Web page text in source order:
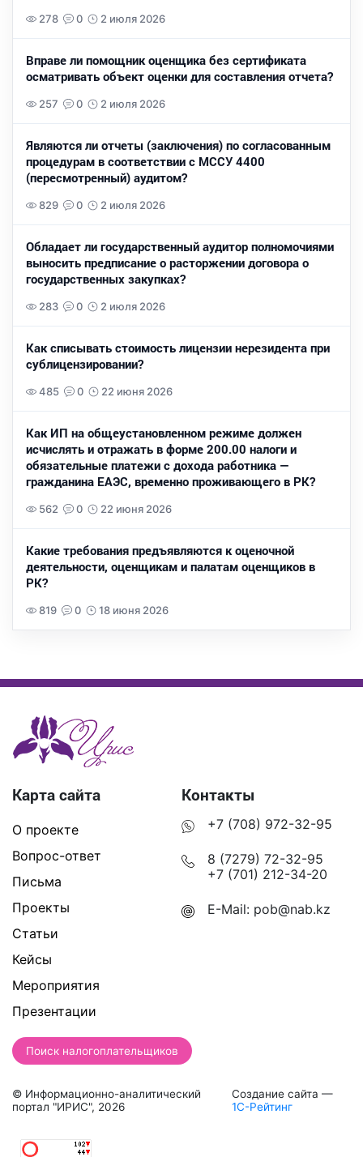
278 0 2 июля 2026
Вправе ли помощник оценщика без сертификата
осматривать объект оценки для составления отчета?
257 0 2 июля 2026
Являются ли отчеты (заключения) по согласованным
процедурам в соответствии с МССУ 4400
(пересмотренный) аудитом?
829 0 2 июля 2026
Обладает ли государственный аудитор полномочиями
выносить предписание о расторжении договора о
государственных закупках?
283 0 2 июля 2026
Как списывать стоимость лицензии нерезидента при
сублицензировании?
485 0 22 июня 2026
Как ИП на общеустановленном режиме должен
исчислять и отражать в форме 200.00 налоги и
обязательные платежи с дохода работника —
гражданина ЕАЭС, временно проживающего в РК?
562 0 22 июня 2026
Какие требования предъявляются к оценочной
деятельности, оценщикам и палатам оценщиков в
РК?
819 0 18 июня 2026
Карта сайта
О проекте
Вопрос-ответ
Письма
Проекты
Статьи
Кейсы
Мероприятия
Презентации
Контакты
+7 (708) 972-32-95
8 (7279) 72-32-95
+7 (701) 212-34-20
E-Mail: pob@nab.kz
Поиск налогоплательщиков
© Информационно-аналитический
портал "ИРИС", 2026
Создание сайта —
1С-Рейтинг